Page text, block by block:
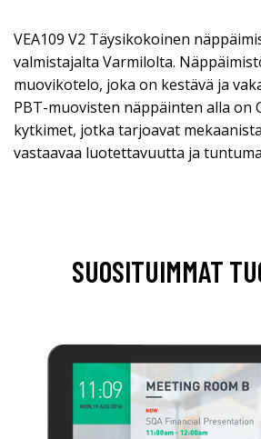
VEA109 V2 Täysikokoinen
valmistajalta Varmilolta.
muovikotelo, joka on kestävä ja
PBT-muovisten näppäinten alla on
kytkimet, jotka tarjoavat
vastaavaa luotettavuutta ja
SUOSITUIMMAT